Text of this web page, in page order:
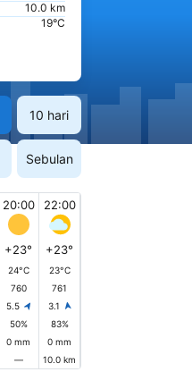
10.0 km
19°C
10 hari
Sebulan
20:00 22:00
+23° +23°
24°C
23°C
760
761
5.5
3.1
50%
83%
0 mm
0 mm
— 10.0 km